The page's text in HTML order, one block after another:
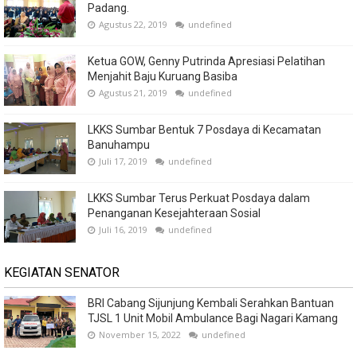
Padang.
Agustus 22, 2019 undefined
Ketua GOW, Genny Putrinda Apresiasi Pelatihan
Menjahit Baju Kuruang Basiba
Agustus 21, 2019 undefined
LKKS Sumbar Bentuk 7 Posdaya di Kecamatan
Banuhampu
Juli 17, 2019 undefined
LKKS Sumbar Terus Perkuat Posdaya dalam
Penanganan Kesejahteraan Sosial
Juli 16, 2019 undefined
KEGIATAN SENATOR
BRI Cabang Sijunjung Kembali Serahkan Bantuan
TJSL 1 Unit Mobil Ambulance Bagi Nagari Kamang
November 15, 2022 undefined